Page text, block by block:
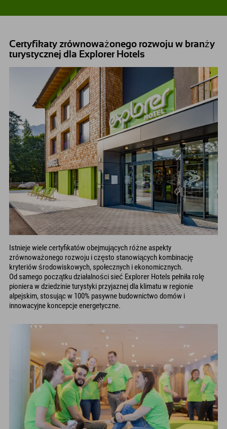
Certyfikaty zrównoważonego rozwoju w branży
turystycznej dla Explorer Hotels
Istnieje wiele certyfikatów obejmujących różne aspekty
zrównoważonego rozwoju i często stanowiących kombinację
kryteriów środowiskowych, społecznych i ekonomicznych.
Od samego początku działalności sieć Explorer Hotels pełniła rolę
pioniera w dziedzinie turystyki przyjaznej dla klimatu w regionie
alpejskim, stosując w 100% pasywne budownictwo domów i
innowacyjne koncepcje energetyczne.